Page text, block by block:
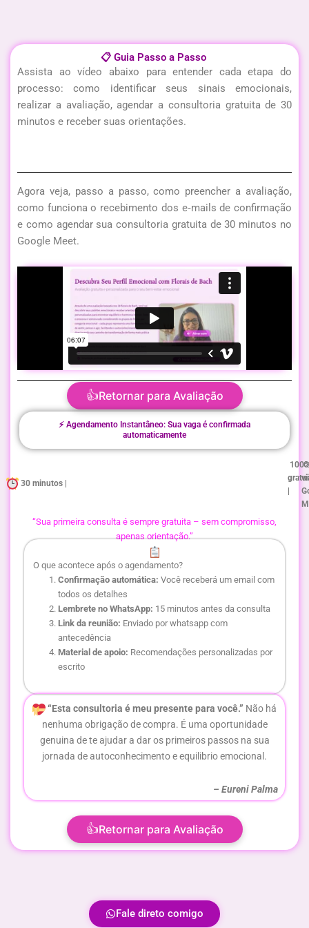
📋 Guia Passo a Passo
Assista ao vídeo abaixo para entender cada etapa do
processo: como identificar seus sinais emocionais,
realizar a avaliação, agendar a consultoria gratuita de 30
minutos e receber suas orientações.
Agora veja, passo a passo, como preencher a avaliação,
como funciona o recebimento dos e‑mails de confirmação
e como agendar sua consultoria gratuita de 30 minutos no
Google Meet.
👍Retornar para Avaliação
⚡ Agendamento Instantâneo: Sua vaga é confirmada
automaticamente
30 minutos |
“Sua primeira consulta é sempre gratuita – sem compromisso,
apenas orientação.”
O que acontece após o agendamento?
Confirmação automática: Você receberá um email com
todos os detalhes
Lembrete no WhatsApp: 15 minutos antes da consulta
Link da reunião: Enviado por whatsapp com
antecedência
Material de apoio: Recomendações personalizadas por
escrito
“Esta consultoria é meu presente para você.” Não há
nenhuma obrigação de compra. É uma oportunidade
genuina de te ajudar a dar os primeiros passos na sua
jornada de autoconhecimento e equilibrio emocional.
– Eureni Palma
👍Retornar para Avaliação
Fale direto comigo